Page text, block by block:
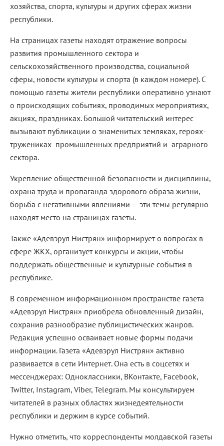
хозяйства, спорта, культуры и других сферах жизни
республики.
На страницах газеты находят отражение вопросы
развития промышленного сектора и
сельскохозяйственного производства, социальной
сферы, новости культуры и спорта (в каждом номере). С
помощью газеты жители республики оперативно узнают
о происходящих событиях, проводимых мероприятиях,
акциях, праздниках. Большой читательский интерес
вызывают публикации о знаменитых земляках, героях-
тружениках промышленных предприятий и аграрного
сектора.
Укрепление общественной безопасности и дисциплины,
охрана труда и пропаганда здорового образа жизни,
борьба с негативными явлениями — эти темы регулярно
находят место на страницах газеты.
Также «Адевэрул Нистрян» информирует о вопросах в
сфере ЖКХ, организует конкурсы и акции, чтобы
поддержать общественные и культурные события в
республике.
В современном информационном пространстве газета
«Адевэрул Нистрян» приобрела обновленный дизайн,
сохранив разнообразие публицистических жанров.
Редакция успешно осваивает новые формы подачи
информации. Газета «Адевэрул Нистрян» активно
развивается в сети Интернет. Она есть в соцсетях и
мессенджерах: Одноклассники, ВКонтакте, Facebook,
Twitter, Instagram, Viber, Telegram. Мы консультируем
читателей в разных областях жизнедеятельности
республики и держим в курсе событий.
Нужно отметить, что корреспонденты молдавской газеты